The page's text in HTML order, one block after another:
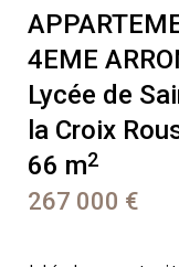
4EME
Lycée de
la Croix
66 m2
267 000 €